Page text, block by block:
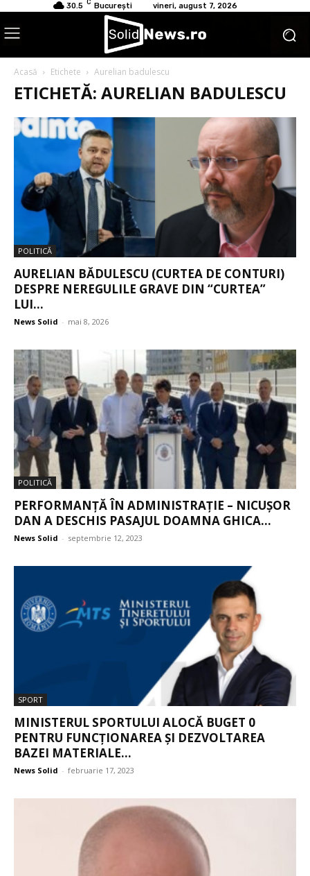
30.5 C București vineri, august 7, 2026
Acasă Etichete Aurelian badulescu
ETICHETĂ: AURELIAN BADULESCU
POLITICĂ
AURELIAN BĂDULESCU (CURTEA DE CONTURI)
DESPRE NEREGULILE GRAVE DIN “CURTEA”
LUI...
News Solid - mai 8, 2026
POLITICĂ
PERFORMANȚĂ ÎN ADMINISTRAȚIE – NICUȘOR
DAN A DESCHIS PASAJUL DOAMNA GHICA...
News Solid - septembrie 12, 2023
SPORT
MINISTERUL SPORTULUI ALOCĂ BUGET 0
PENTRU FUNCȚIONAREA ȘI DEZVOLTAREA
BAZEI MATERIALE...
News Solid - februarie 17, 2023